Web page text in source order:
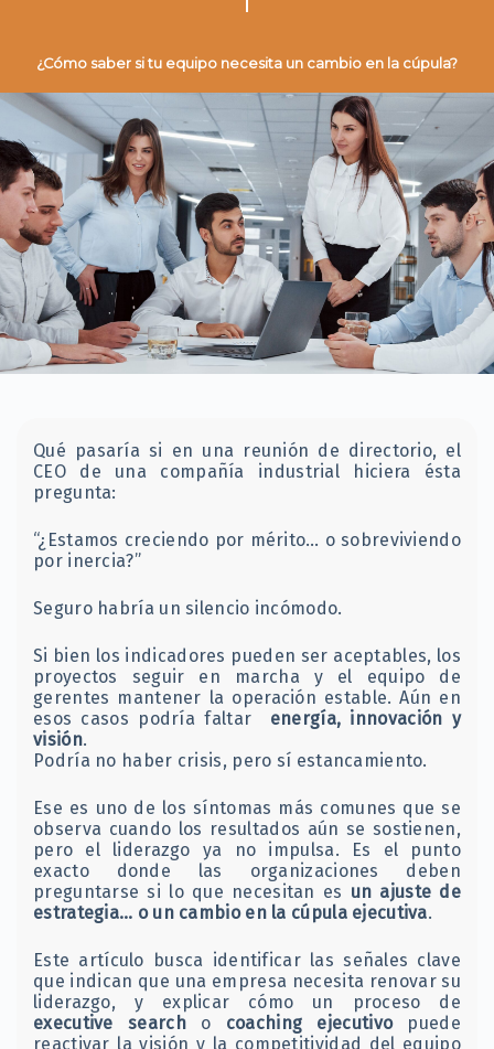
¿Cómo saber si tu equipo necesita un cambio en la cúpula?
Qué pasaría si en una reunión de directorio, el
CEO de una compañía industrial hiciera ésta
pregunta:
“¿Estamos creciendo por mérito… o sobreviviendo
por inercia?”
Seguro habría un silencio incómodo.
Si bien los indicadores pueden ser aceptables, los
proyectos seguir en marcha y el equipo de
gerentes mantener la operación estable. Aún en
esos casos podría faltar
energía, innovación y
visión.
Podría no haber crisis, pero sí estancamiento.
Ese es uno de los síntomas más comunes que se
observa cuando los resultados aún se sostienen,
pero el liderazgo ya no impulsa. Es el punto
exacto donde las organizaciones deben
preguntarse si lo que necesitan es un ajuste de
estrategia… o un cambio en la cúpula ejecutiva.
Este artículo busca identificar las señales clave
que indican que una empresa necesita renovar su
liderazgo, y explicar cómo un proceso de
executive searcho coaching ejecutivopuede
reactivar la visión y la competitividad del equipo